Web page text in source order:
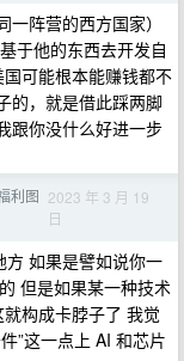
阵营的西方国家）
于他的东西去开发自
可能根本能赚钱都不
的，就是借此踩两脚
跟你没什么好进一步
利图 2023 年 3 月 19
日
如果是譬如说你一
但是如果某一种技术
构成卡脖子了 我觉
”这一点上 AI 和芯片